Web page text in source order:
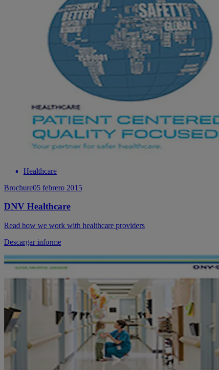
Healthcare
Brochure05 febrero 2015
DNV Healthcare
Read how we work with healthcare providers
Descargar informe